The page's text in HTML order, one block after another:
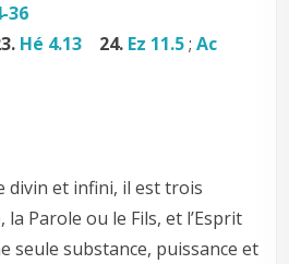
36
Hé 4.13 24. Ez 11.5;Ac
divin et infini, il est trois
Parole ou le Fils, et l’Esprit
seule substance, puissance et